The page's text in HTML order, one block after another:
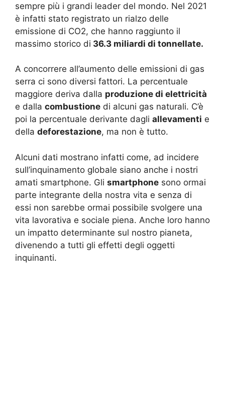
sempre più i grandi leader del mondo. Nel 2021
è infatti stato registrato un rialzo delle
emissione di CO2, che hanno raggiunto il
massimo storico di 36.3 miliardi di tonnellate.
A concorrere all’aumento delle emissioni di gas
serra ci sono diversi fattori. La percentuale
maggiore deriva dalla produzione di elettricità
e dalla combustione di alcuni gas naturali. C’è
poi la percentuale derivante dagli allevamenti e
della deforestazione, ma non è tutto.
Alcuni dati mostrano infatti come, ad incidere
sull’inquinamento globale siano anche i nostri
amati smartphone. Gli smartphone sono ormai
parte integrante della nostra vita e senza di
essi non sarebbe ormai possibile svolgere una
vita lavorativa e sociale piena. Anche loro hanno
un impatto determinante sul nostro pianeta,
divenendo a tutti gli effetti degli oggetti
inquinanti.